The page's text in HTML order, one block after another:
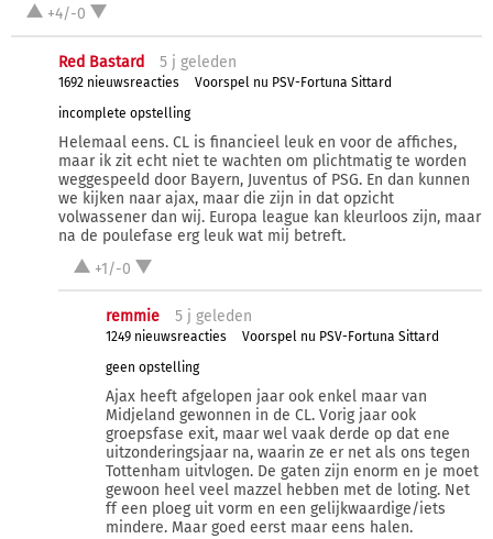
+4/-0
Red Bastard 5 j geleden
1692 nieuwsreacties
Voorspel nu PSV-Fortuna Sittard
incomplete opstelling
Helemaal eens. CL is financieel leuk en voor de affiches,
maar ik zit echt niet te wachten om plichtmatig te worden
weggespeeld door Bayern, Juventus of PSG. En dan kunnen
we kijken naar ajax, maar die zijn in dat opzicht
volwassener dan wij. Europa league kan kleurloos zijn, maar
na de poulefase erg leuk wat mij betreft.
+1/-0
remmie 5 j geleden
1249 nieuwsreacties
Voorspel nu PSV-Fortuna Sittard
geen opstelling
Ajax heeft afgelopen jaar ook enkel maar van
Midjeland gewonnen in de CL. Vorig jaar ook
groepsfase exit, maar wel vaak derde op dat ene
uitzonderingsjaar na, waarin ze er net als ons tegen
Tottenham uitvlogen. De gaten zijn enorm en je moet
gewoon heel veel mazzel hebben met de loting. Net
ff een ploeg uit vorm en een gelijkwaardige/iets
mindere. Maar goed eerst maar eens halen.